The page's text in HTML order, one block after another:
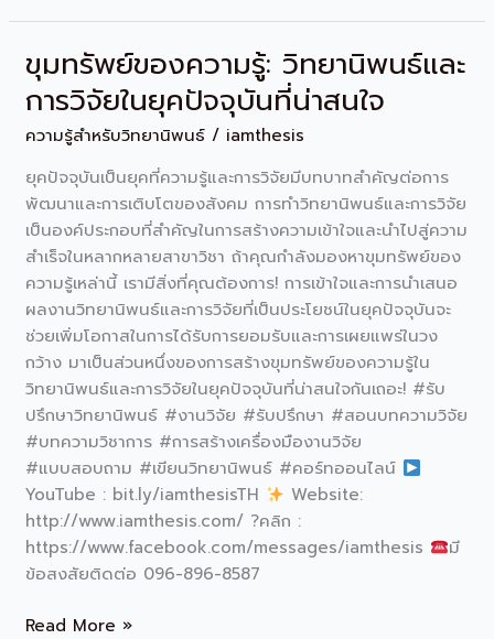
ขุมทรัพย์ของความรู้: วิทยานิพนธ์และ
การวิจัยในยุคปัจจุบันที่น่าสนใจ
ความรู้สำหรับวิทยานิพนธ์ / iamthesis
ยุคปัจจุบันเป็นยุคที่ความรู้และการวิจัยมีบทบาทสำคัญต่อการ
พัฒนาและการเติบโตของสังคม การทำวิทยานิพนธ์และการวิจัย
เป็นองค์ประกอบที่สำคัญในการสร้างความเข้าใจและนำไปสู่ความ
สำเร็จในหลากหลายสาขาวิชา ถ้าคุณกำลังมองหาขุมทรัพย์ของ
ความรู้เหล่านี้ เรามีสิ่งที่คุณต้องการ! การเข้าใจและการนำเสนอ
ผลงานวิทยานิพนธ์และการวิจัยที่เป็นประโยชน์ในยุคปัจจุบันจะ
ช่วยเพิ่มโอกาสในการได้รับการยอมรับและการเผยแพร่ในวง
กว้าง มาเป็นส่วนหนึ่งของการสร้างขุมทรัพย์ของความรู้ใน
วิทยานิพนธ์และการวิจัยในยุคปัจจุบันที่น่าสนใจกันเถอะ! #รับ
ปรึกษาวิทยานิพนธ์ #งานวิจัย #รับปรึกษา #สอนบทความวิจัย
#บทความวิชาการ #การสร้างเครื่องมืองานวิจัย
#แบบสอบถาม #เขียนวิทยานิพนธ์ #คอร์ทออนไลน์
YouTube : bit.ly/iamthesisTH
Website:
http://www.iamthesis.com/ ?คลิก :
https://www.facebook.com/messages/iamthesis
มี
ข้อสงสัยติดต่อ 096-896-8587
ขุมทรัพย์
ของ
ความ
รู้:
วิทยานิพนธ์
และ
การ
วิจัย
ใน
ยุค
ปัจจุบัน
ที่
น่า
สนใจ
Read More »